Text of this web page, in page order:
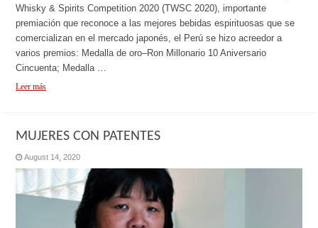
Whisky & Spirits Competition 2020 (TWSC 2020), importante
premiación que reconoce a las mejores bebidas espirituosas que se
comercializan en el mercado japonés, el Perú se hizo acreedor a
varios premios: Medalla de oro–Ron Millonario 10 Aniversario
Cincuenta; Medalla …
Leer más
MUJERES CON PATENTES
August 14, 2020